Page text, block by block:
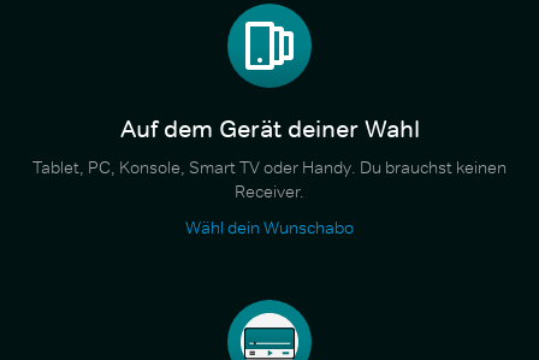
Auf dem Gerät deiner Wahl
Tablet, PC, Konsole, Smart TV oder Handy. Du brauchst keinen
Receiver.
Wähl dein Wunschabo